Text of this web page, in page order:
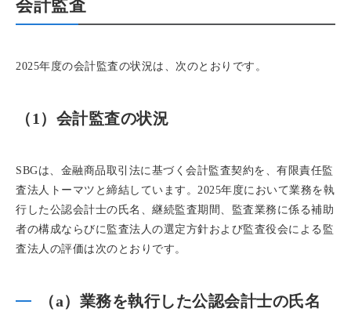
会計監査
2025年度の会計監査の状況は、次のとおりです。
（1）会計監査の状況
SBGは、金融商品取引法に基づく会計監査契約を、有限責任監
査法人トーマツと締結しています。2025年度において業務を執
行した公認会計士の氏名、継続監査期間、監査業務に係る補助
者の構成ならびに監査法人の選定方針および監査役会による監
査法人の評価は次のとおりです。
（a）業務を執行した公認会計士の氏名